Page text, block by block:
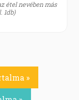
étel nevében más
1db)
»